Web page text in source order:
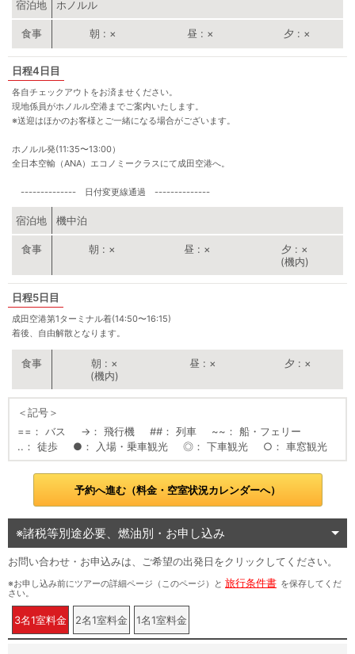
宿泊地 ホノルル
朝 × 昼 × 夕 ×
4日目
各自チェックアウトをお済ませください。
現地係員がホノルル空港までご案内いたします。
※送迎はほかのお客様とご一緒になる場合がございます。
ホノルル発(11:35〜13:00）
全日本空輸（ANA）エコノミークラスにて成田空港へ。
-------------- 日付変更線通過 --------------
宿泊地 機中泊
朝 × 昼 × 夕
×
(機内)
5日目
成田空港第1ターミナル着(14:50〜16:15)
着後、自由解散となります。
朝
×
(機内)
昼 × 夕 ×
＜記号＞
==
バス → 飛行機 ## 列車 ~~
船・フェリー
..
徒歩 ● 入場・乗車観光 ◎ 下車観光 ○ 車窓観光
予約へ進む（料金・空室状況カレンダーへ）
※諸税等別途必要、燃油別・お申し込み
お問い合わせ・お申込みは、ご希望の出発日をクリックしてください。
※お申し込み前にツアーの詳細ページ（このページ）と 旅行条件書 を保存してくだ
さい。
3名1室料金 2名1室料金 1名1室料金